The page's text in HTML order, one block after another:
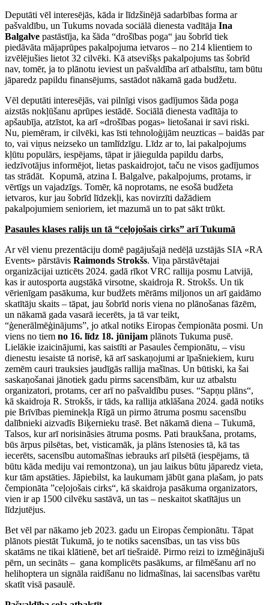
Deputāti vēl interesējās, kāda ir līdzšinējā sadarbības forma ar
pašvaldību, un Tukums novada sociālā dienesta vadītāja Ina
Balgalve pastāstīja, ka šāda “drošības poga“ jau šobrīd tiek
piedāvāta mājaprūpes pakalpojuma ietvaros – no 214 klientiem to
izvēlējušies lietot 32 cilvēki. Kā atsevišķs pakalpojums tas šobrīd
nav, tomēr, ja to plānotu ieviest un pašvaldība arī atbalstītu, tam būtu
jāparedz papildu finansējums, sastādot nākamā gada budžetu.
Vēl deputāti interesējās, vai pilnīgi visos gadījumos šāda poga
aizstās nokļūšanu aprūpes iestādē. Sociālā dienesta vadītāja to
apšaubīja, atzīstot, ka arī «drošības pogas» lietošanai ir savi riski.
Nu, piemēram, ir cilvēki, kas īsti tehnoloģijām neuzticas – baidās par
to, vai viņus neizseko un tamlīdzīgu. Līdz ar to, lai pakalpojums
kļūtu populārs, iespējams, tāpat ir jāiegulda papildu darbs,
iedzīvotājus informējot, lietas paskaidrojot, taču ne visos gadījumos
tas strādāt. Kopumā, atzina I. Balgalve, pakalpojums, protams, ir
vērtīgs un vajadzīgs. Tomēr, kā noprotams, ne esošā budžeta
ietvaros, kur jau šobrīd līdzekļi, kas novirzīti dažādiem
pakalpojumiem senioriem, iet mazumā un to pat sākt trūkt.
Pasaules klases ralijs un tā “ceļojošais cirks” arī Tukumā
Ar vēl vienu prezentāciju domē pagājušajā nedēļā uzstājās SIA «RA
Events» pārstāvis Raimonds Strokšs. Viņa pārstāvētajai
organizācijai uzticēts 2024. gadā rīkot VRC rallija posmu Latvijā,
kas ir autosporta augstākā virsotne, skaidroja R. Strokšs. Un tik
vērienīgam pasākuma, kur budžets mērāms miljonos un arī gaidāmo
skatītāju skaits – tāpat, jau šobrīd noris viena no plānošanas fāzēm,
un nākamā gada vasarā iecerēts, ja tā var teikt,
“ģenerālmēģinājums”, jo atkal notiks Eiropas čempionāta posmi. Un
viens no tiem no 16. līdz 18. jūnijam plānots Tukuma pusē.
Lielākie izaicinājumi, kas saistīti ar Pasaules čempionātu, – visu
dienestu iesaiste tā norisē, kā arī saskaņojumi ar īpašniekiem, kuru
zemēm cauri trauksies jaudīgās rallija mašīnas. Un būtiski, ka šai
saskaņošanai jānotiek gadu pirms sacensībām, kur uz atbalstu
organizatori, protams, cer arī no pašvaldību puses. “Sapņu plāns“,
kā skaidroja R. Strokšs, ir tāds, ka rallija atklāšana 2024. gadā notiks
pie Brīvības pieminekļa Rīgā un pirmo ātruma posmu sacensību
dalībnieki aizvadīs Biķernieku trasē. Bet nākamā diena – Tukumā,
Talsos, kur arī norisināsies ātruma posms. Pati braukšana, protams,
būs ārpus pilsētas, bet, visticamāk, ja plāns īstenosies tā, kā tas
iecerēts, sacensību automašīnas iebrauks arī pilsētā (iespējams, tā
būtu kāda mediju vai remontzona), un jau laikus būtu jāparedz vieta,
kur tām apstāties. Jāpiebilst, ka laukumam jābūt gana plašam, jo pats
čempionāta ”ceļojošais cirks“, kā skaidroja pasākuma organizators,
vien ir ap 1500 cilvēku sastāvā, un tas – neskaitot skatītājus un
līdzjutējus.
Bet vēl par nākamo jeb 2023. gadu un Eiropas čempionātu. Tāpat
plānots piestāt Tukumā, jo te notiks sacensības, un tas viss būs
skatāms ne tikai klātienē, bet arī tiešraidē. Pirmo reizi to izmēģinājuši
pērn, un secināts – gana komplicēts pasākums, ar filmēšanu arī no
helihoptera un signāla raidīšanu no lidmašīnas, lai sacensības varētu
skatīt visā pasaulē.